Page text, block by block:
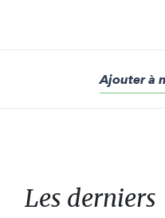
Ajouter à
Les derniers